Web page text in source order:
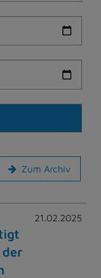
Zum Archiv
21.02.2025
der